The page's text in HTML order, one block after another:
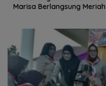
Marisa Berlangsung Meriah